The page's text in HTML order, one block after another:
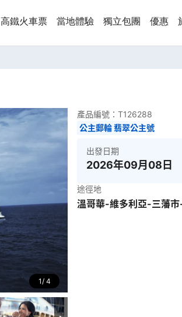
高鐵火車票 當地體驗 獨立包團 優惠
1 4
產品編號： T126288
公主郵輪 翡翠公主號
出發日期
2026年09月08日
途徑地
溫哥華-維多利亞-三藩